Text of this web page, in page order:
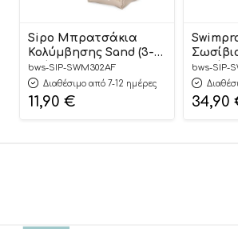
Sipo Μπρατσάκια
Κολύμβησης Sand (3-6
ετών) – Sipo
bws-SIP-SWM302AF
Διαθέσιμο από 7-12 ημέρες
11,90 €
μηνών)
bws-SIP-
34,90